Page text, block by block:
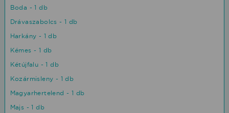
Boda - 1 db
Drávaszabolcs - 1 db
Harkány - 1 db
Kémes - 1 db
Kétújfalu - 1 db
Kozármisleny - 1 db
Magyarhertelend - 1 db
Majs - 1 db